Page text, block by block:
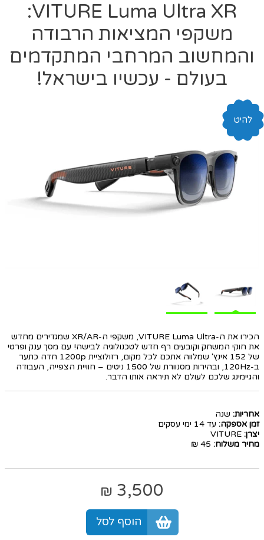
VITURE Luma Ultra XR:
משקפי המציאות הרבודה
והמחשוב המרחבי המתקדמים
בעולם - עכשיו בישראל!
להיט
הכירו את ה-VITURE Luma Ultra, משקפי ה-XR/AR שמגדירים מחדש
את חוקי המשחק וקובעים רף חדש לטכנולוגיה לבישה! עם מסך ענק ופרטי
של 152 אינץ' שמלווה אתכם לכל מקום, רזולוציית 1200p חדה כתער
ב-120Hz, ובהירות מסנוורת של 1500 ניטים – חוויית הצפייה, העבודה
והגיימינג שלכם לעולם לא תיראה אותו הדבר.
אחריות: שנה
זמן אספקה: עד 14 ימי עסקים
יצרן: VITURE
מחיר משלוח: 45 ₪
3,500
₪
הוסף לסל